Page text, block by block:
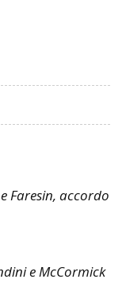
Faresin, accordo
e McCormick